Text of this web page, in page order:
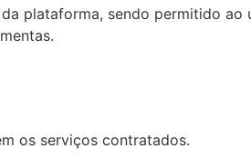
plataforma, sendo permitido ao
os serviços contratados.